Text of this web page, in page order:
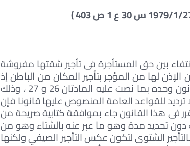
بين حق المستأجرة فى تأجير شقتها مفروشة
لها من المؤجر بتأجير المكان من الباطن إذ
بينما تستمد المستأجرة حقها فى التأجير مفروشا من القانون وحده بما نصت عليه المادتان 26 و 27 ، وذلك
للقواعد العامة المنصوص عليها قانونا فإن
فى هذا القانون جاء بموافقة كتابية صريحة من
تحديد مدة وهو ما عبر عنه بالشتاء وهو من
الشتوى لتكون عكس التأجير الصيفي ولكنها